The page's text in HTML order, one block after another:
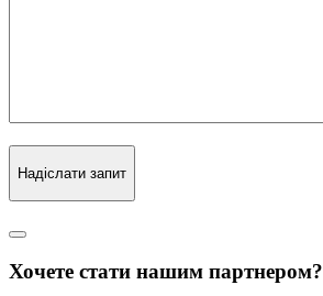
Надіслати запит
Хочете стати нашим партнером?